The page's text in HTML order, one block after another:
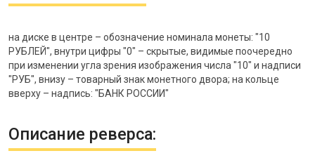
на диске в центре – обозначение номинала монеты: "10
РУБЛЕЙ", внутри цифры "0" – скрытые, видимые поочередно
при изменении угла зрения изображения числа "10" и надписи
"РУБ", внизу – товарный знак монетного двора; на кольце
вверху – надпись: "БАНК РОССИИ"
Описание реверса: